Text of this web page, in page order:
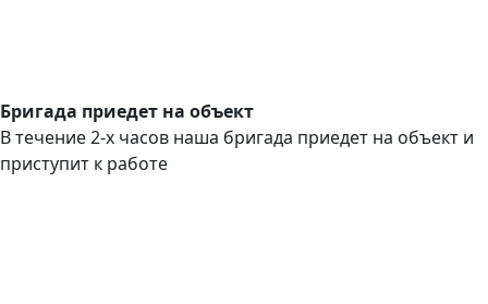
Бригада приедет на объект
В течение 2-х часов наша бригада приедет на объект и
приступит к работе